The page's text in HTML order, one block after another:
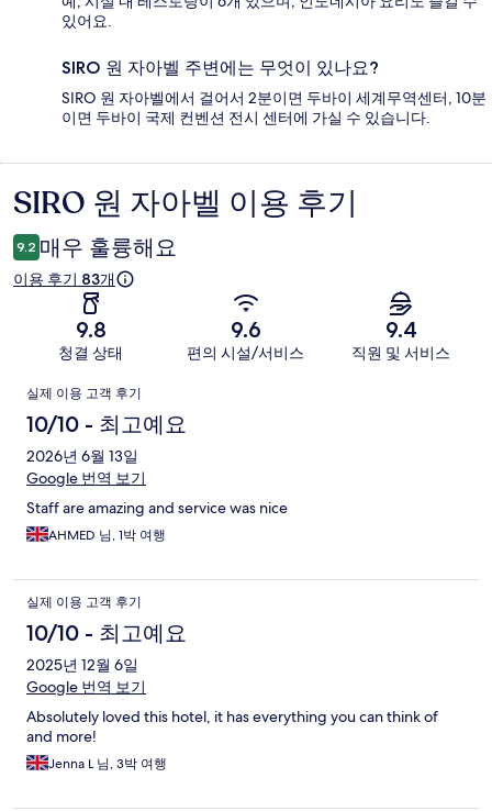
있어요.
SIRO 원 자아벨 주변에는 무엇이 있나요?
SIRO 원 자아벨에서 걸어서 2분이면 두바이 세계무역센터, 10분
이면 두바이 국제 컨벤션 전시 센터에 가실 수 있습니다.
이
용
후
SIRO 원 자아벨 이용 후기
9.2 매우 훌륭해요
이용 후기 83개
9.8
청결 상태
9.6
편의 시설/서비스
9.4
직원 및 서비스
이
용
후
기
실제 이용 고객 후기
10/10 - 최고예요
2026년 6월 13일
Google 번역 보기
Staff are amazing and service was nice
AHMED 님, 1박 여행
실제 이용 고객 후기
10/10 - 최고예요
2025년 12월 6일
Google 번역 보기
Absolutely loved this hotel, it has everything you can think of
and more!
Jenna L 님, 3박 여행